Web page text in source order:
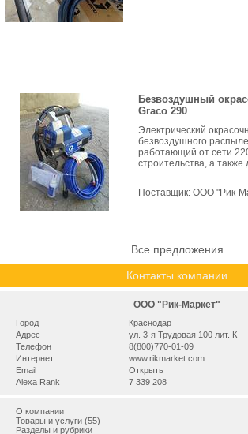
Безвоздушный
Graco 290
Электрический
безвоздушного
работающий от сети
строительства, а
Поставщик: ООО "Рик-
Все предложения
Контакты компании
ООО "Рик-Маркет"
Город
Краснодар
Адрес
ул. 3-я Трудовая 100 лит. К
Телефон
8(800)770-01-09
Интернет
www.rikmarket.com
Email
Открыть
Alexa Rank
7 339 208
О компании
Товары и услуги (55)
Разделы и рубрики